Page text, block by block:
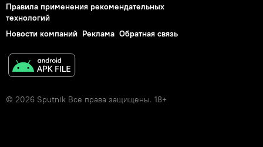
Правила применения рекомендательных
технологий
Новости компаний Реклама Обратная связь
© 2026 Sputnik Все права защищены. 18+